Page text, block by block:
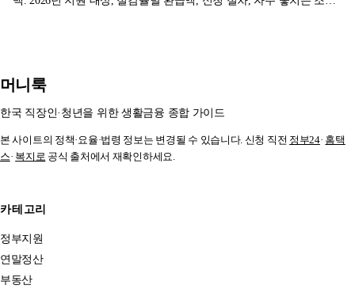
머니룩
한국 직장인·청년을 위한 생활금융 종합 가이드
본 사이트의 정책·요율·법령 정보는 변경될 수 있습니다. 신청 직전 정부24· 홈택
스· 복지로 공식 출처에서 재확인하세요.
카테고리
정부지원
연말정산
부동산